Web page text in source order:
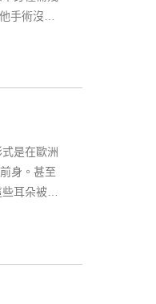
手術沒有
是在歐洲
身。甚至
耳朵被固